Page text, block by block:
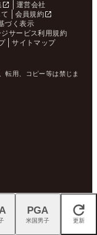
運営会社
会員規約
づく表示
ジサービス利用規約
サイトマップ
転用、コピー等は禁じま
閉じる
PGA
米国男子 更新